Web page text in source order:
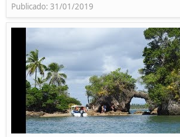
Publicado: 31/01/2019